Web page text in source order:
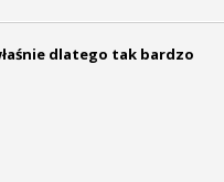
dlatego tak bardzo